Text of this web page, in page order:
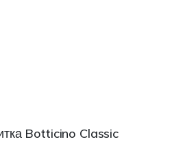
Botticino Classic